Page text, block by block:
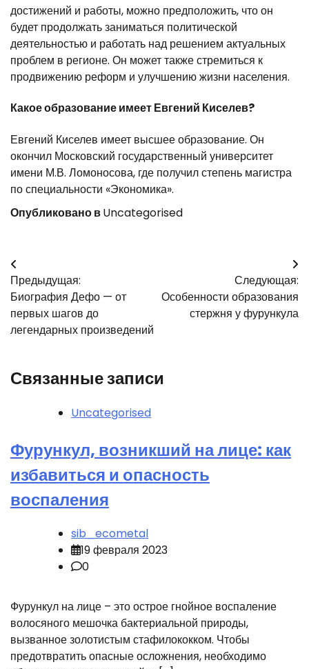
достижений и работы, можно предположить, что он
будет продолжать заниматься политической
деятельностью и работать над решением актуальных
проблем в регионе. Он может также стремиться к
продвижению реформ и улучшению жизни населения.
Какое образование имеет Евгений Киселев?
Евгений Киселев имеет высшее образование. Он
окончил Московский государственный университет
имени М.В. Ломоносова, где получил степень магистра
по специальности «Экономика».
Опубликовано вUncategorised
Навигация
по
записям
Предыдущая:
Биография Дефо — от
первых шагов до
легендарных произведений
Следующая:
Особенности образования
стержня у фурункула
Связанные записи
Uncategorised
Фурункул, возникший на лице: как
избавиться и опасность
воспаления
sib_ecometal
19 февраля 2023
0
Фурункул на лице – это острое гнойное воспаление
волосяного мешочка бактериальной природы,
вызванное золотистым стафилококком. Чтобы
предотвратить опасные осложнения, необходимо